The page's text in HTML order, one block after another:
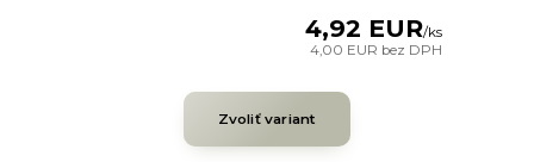
4,92 EUR/ks
4,00 EUR bez DPH
Zvoliť variant